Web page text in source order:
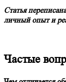
Статья
личный опыт и
Частые